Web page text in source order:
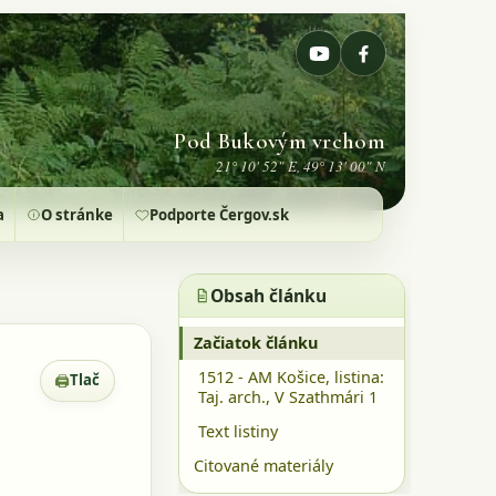
Pod Bukovým vrchom
21° 10' 52" E, 49° 13' 00" N
O stránke Podporte Čergov.sk
🖨Tlač
Zobrazenie pre tlač
Obsah článku
Začiatok článku
1512 - AM Košice, listina:
Taj. arch., V Szathmári 1
Text listiny
Citované materiály